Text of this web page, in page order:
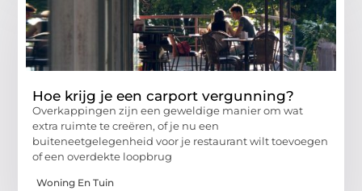
Hoe krijg je een carport vergunning?
Overkappingen zijn een geweldige manier om wat
extra ruimte te creëren, of je nu een
buiteneetgelegenheid voor je restaurant wilt toevoegen
of een overdekte loopbrug
Woning En Tuin